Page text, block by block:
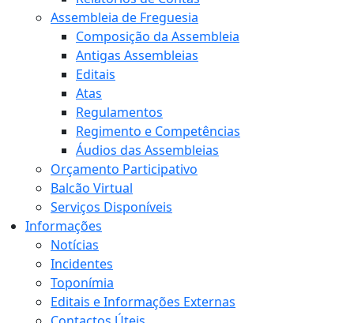
Assembleia de Freguesia
Composição da Assembleia
Antigas Assembleias
Editais
Atas
Regulamentos
Regimento e Competências
Áudios das Assembleias
Orçamento Participativo
Balcão Virtual
Serviços Disponíveis
Informações
Notícias
Incidentes
Toponímia
Editais e Informações Externas